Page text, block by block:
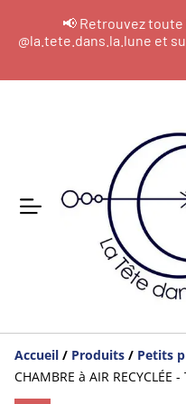
📢 Retrouvez
@la.tete.dans.la.lune et
Accueil / Produits / Petits
CHAMBRE à AIR